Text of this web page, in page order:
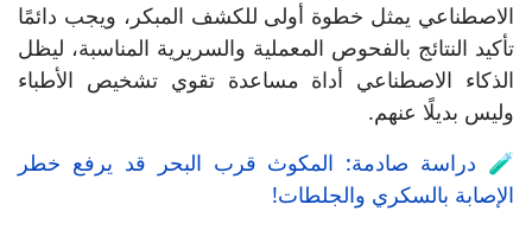
الاصطناعي يمثل خطوة أولى للكشف المبكر، ويجب دائمًا
تأكيد النتائج بالفحوص المعملية والسريرية المناسبة، ليظل
الذكاء الاصطناعي أداة مساعدة تقوي تشخيص الأطباء
وليس بديلًا عنهم.
🧪 دراسة صادمة: المكوث قرب البحر قد يرفع خطر
الإصابة بالسكري والجلطات!